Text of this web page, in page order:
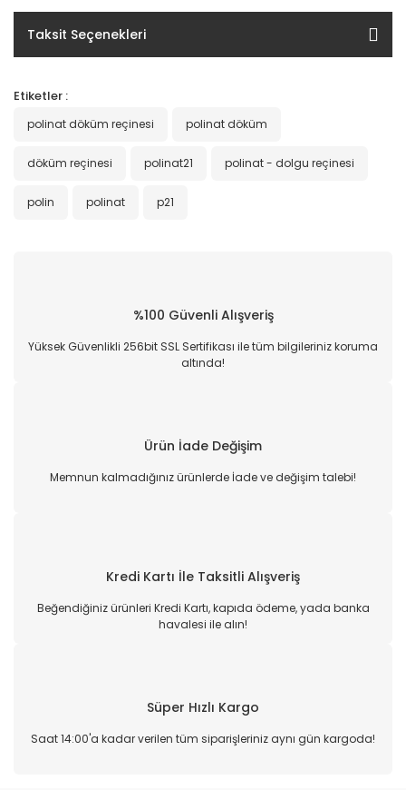
Taksit Seçenekleri
Etiketler :
polinat döküm reçinesi polinat döküm
döküm reçinesi polinat21 polinat - dolgu reçinesi
polin polinat p21
%100 Güvenli Alışveriş
Yüksek Güvenlikli 256bit SSL Sertifikası ile tüm bilgileriniz koruma
altında!
Ürün İade Değişim
Memnun kalmadığınız ürünlerde İade ve değişim talebi!
Kredi Kartı İle Taksitli Alışveriş
Beğendiğiniz ürünleri Kredi Kartı, kapıda ödeme, yada banka
havalesi ile alın!
Süper Hızlı Kargo
Saat 14:00'a kadar verilen tüm siparişleriniz aynı gün kargoda!